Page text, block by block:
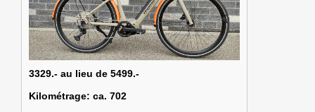
3329.- au lieu de 5499.-
Kilométrage: ca. 702